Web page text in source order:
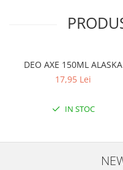
DEO AXE 150ML ALASKA
17,95 Lei
IN STOC